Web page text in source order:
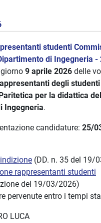
studenti
di Ingegneria -
9 aprile 2026 delle
degli
per la didattica del
Ingegneria.
candidature: 25/
(DD. n. 35 del 19/
rappresentanti studenti
del 19/03/2026)
pervenute entro i tempi
LUCA